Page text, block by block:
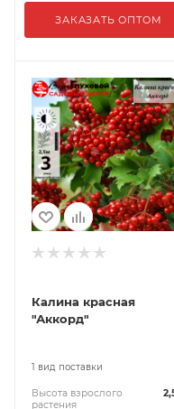
ЗАКАЗАТЬ ОПТОМ
Калина красная
"Аккорд"
1 вид поставки
Высота взрослого
растения